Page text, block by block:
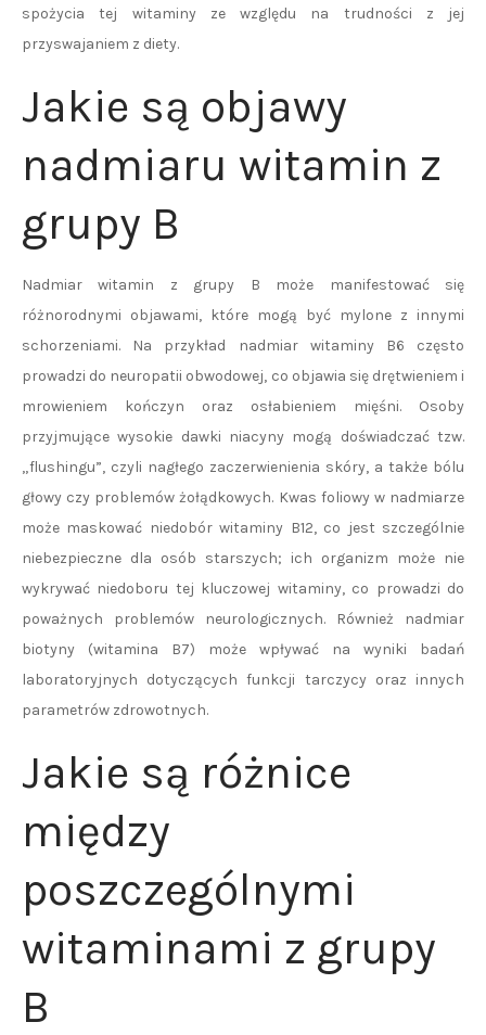
spożycia tej witaminy ze względu na trudności z jej
przyswajaniem z diety.
Jakie są objawy
nadmiaru witamin z
grupy B
Nadmiar witamin z grupy B może manifestować się
różnorodnymi objawami, które mogą być mylone z innymi
schorzeniami. Na przykład nadmiar witaminy B6 często
prowadzi do neuropatii obwodowej, co objawia się drętwieniem i
mrowieniem kończyn oraz osłabieniem mięśni. Osoby
przyjmujące wysokie dawki niacyny mogą doświadczać tzw.
„flushingu”, czyli nagłego zaczerwienienia skóry, a także bólu
głowy czy problemów żołądkowych. Kwas foliowy w nadmiarze
może maskować niedobór witaminy B12, co jest szczególnie
niebezpieczne dla osób starszych; ich organizm może nie
wykrywać niedoboru tej kluczowej witaminy, co prowadzi do
poważnych problemów neurologicznych. Również nadmiar
biotyny (witamina B7) może wpływać na wyniki badań
laboratoryjnych dotyczących funkcji tarczycy oraz innych
parametrów zdrowotnych.
Jakie są różnice
między
poszczególnymi
witaminami z grupy
B